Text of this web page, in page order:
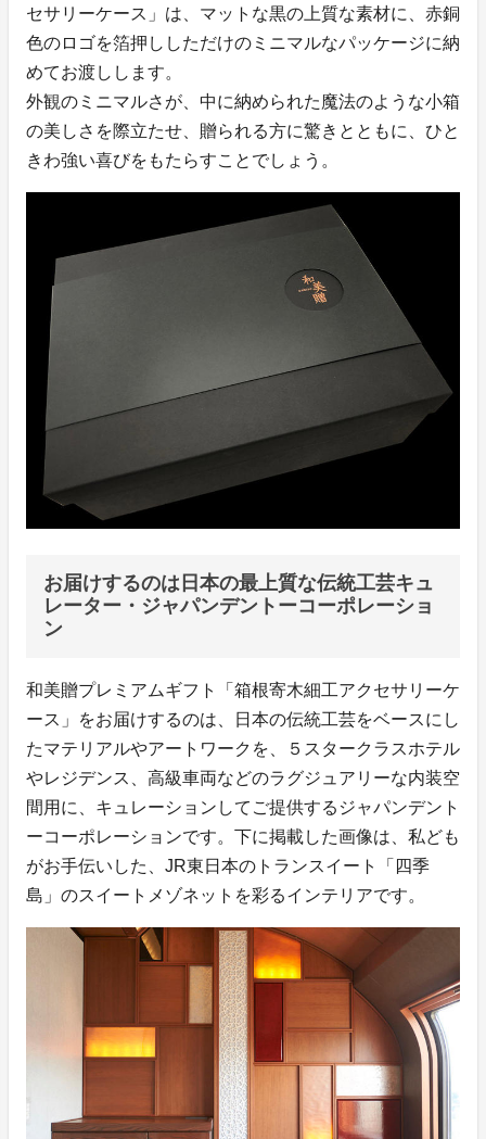
セサリーケース」は、マットな黒の上質な素材に、赤銅
色のロゴを箔押ししただけのミニマルなパッケージに納
めてお渡しします。
外観のミニマルさが、中に納められた魔法のような小箱
の美しさを際立たせ、贈られる方に驚きとともに、ひと
きわ強い喜びをもたらすことでしょう。
お届けするのは日本の最上質な伝統工芸キュ
レーター・ジャパンデントーコーポレーショ
ン
和美贈プレミアムギフト「箱根寄木細工アクセサリーケ
ース」をお届けするのは、日本の伝統工芸をベースにし
たマテリアルやアートワークを、５スタークラスホテル
やレジデンス、高級車両などのラグジュアリーな内装空
間用に、キュレーションしてご提供するジャパンデント
ーコーポレーションです。下に掲載した画像は、私ども
がお手伝いした、JR東日本のトランスイート「四季
島」のスイートメゾネットを彩るインテリアです。